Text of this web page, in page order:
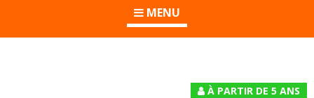
MENU
À PARTIR DE 5 ANS